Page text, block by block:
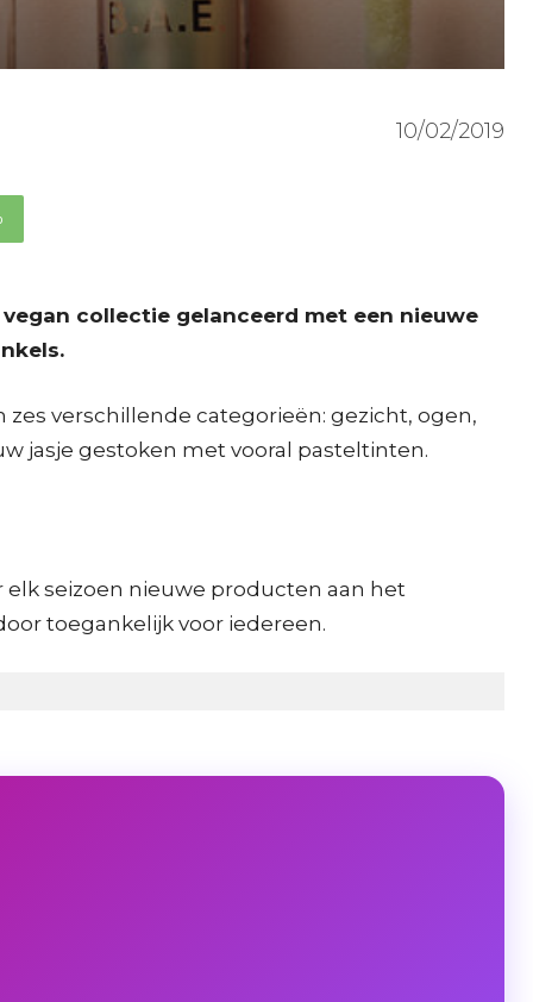
10/02/2019
collectie gelanceerd met een nieuwe
verschillende categorieën: gezicht, ogen,
jasje gestoken met vooral pasteltinten.
seizoen nieuwe producten aan het
toegankelijk voor iedereen.